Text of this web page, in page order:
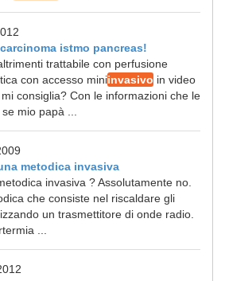
istmo pancreas!
trattabile con perfusione
con accesso miniinvasivo in video
consiglia? Con le informazioni che le
mio papà ...
metodica invasiva
invasiva ? Assolutamente no.
che consiste nel riscaldare gli
un trasmettitore di onde radio.
...